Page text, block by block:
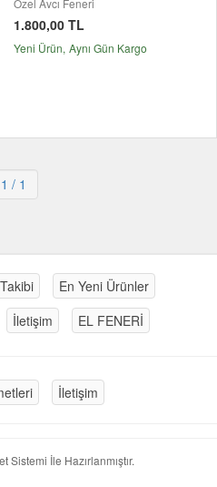
Özel Avcı Feneri
1.800,00 TL
Yeni Ürün Aynı Gün Kargo
1 / 1
En Yeni Ürünler
İletişim EL FENERİ
İletişim
Sistemi İle Hazırlanmıştır.